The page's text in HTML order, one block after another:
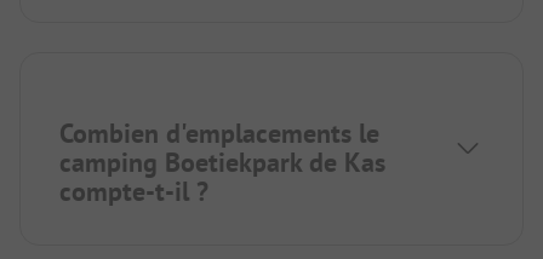
Combien d'emplacements le
camping Boetiekpark de Kas
compte-t-il ?